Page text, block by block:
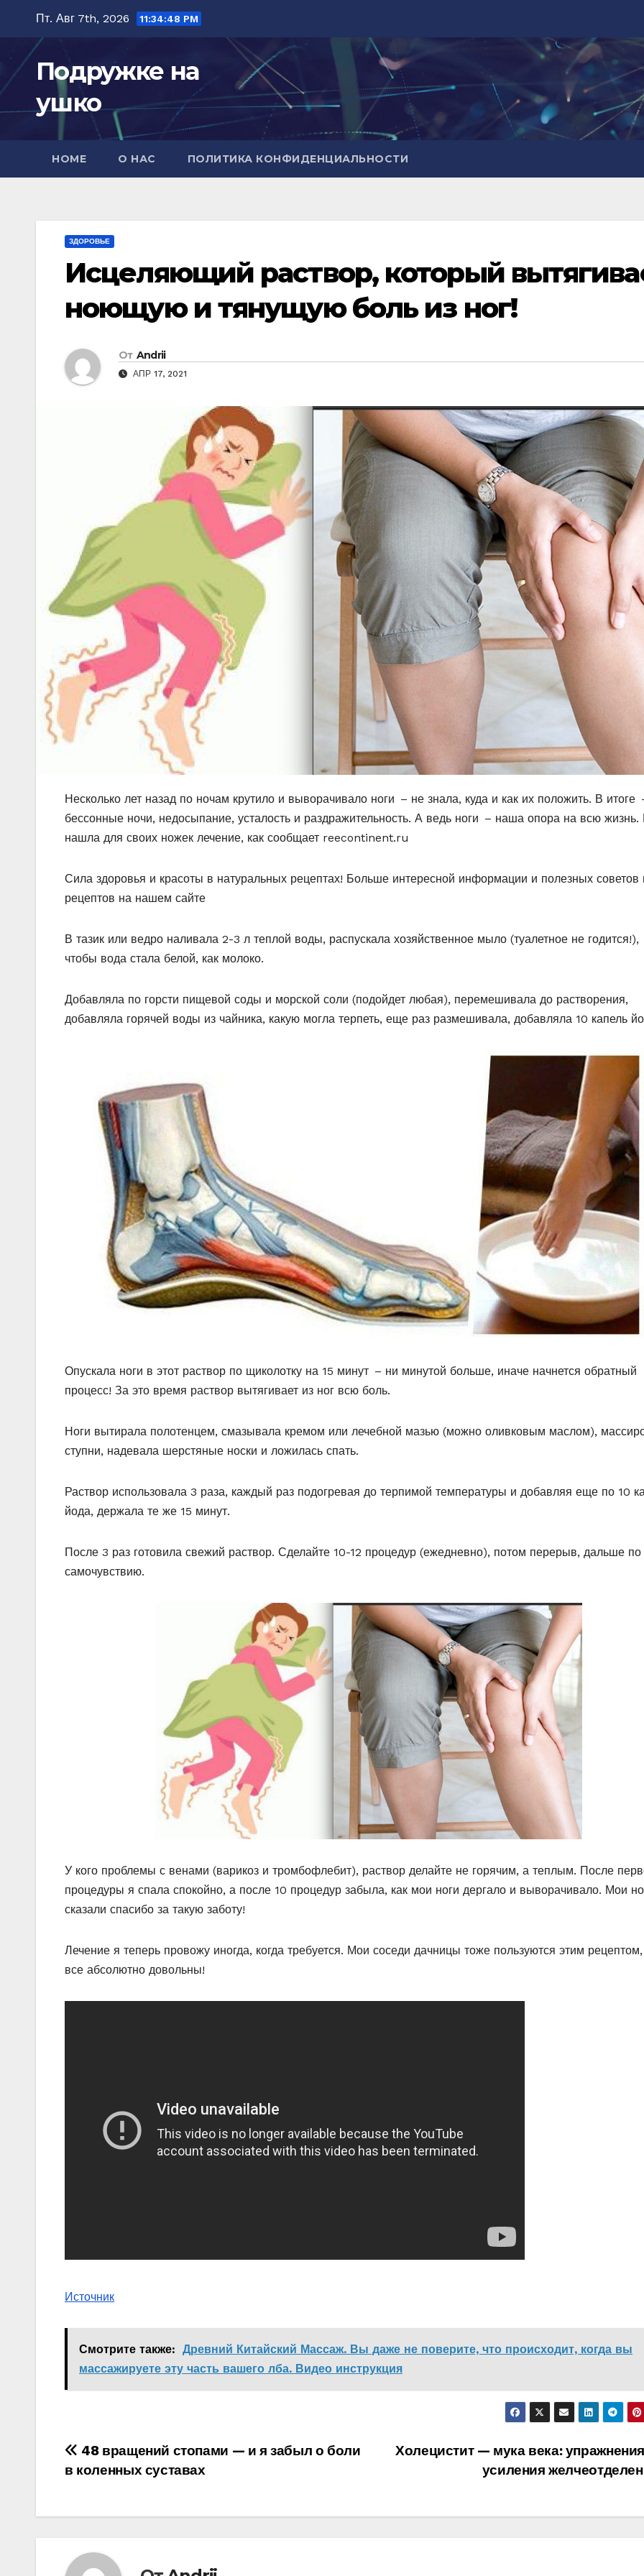
содержимому
Пт. Авг 7th, 2026 11:34:50 PM
Подружке на
ушко
HOME О НАС ПОЛИТИКА КОНФИДЕНЦИАЛЬНОСТИ
ЗДОРОВЬЕ
Исцеляющий раствор, который
ноющую и тянущую боль из ног!
От Andrii
АПР 17, 2021
Несколько лет назад по ночам крутило и выворачивало ноги – не знала, куда и как их положить. В итоге
бессонные ночи, недосыпание, усталость и раздражительность. А ведь ноги – наша опора на всю
нашла для своих ножек лечение, как сообщает reecontinent.ru
Сила здоровья и красоты в натуральных рецептах! Больше интересной информации и полезных советов
рецептов на нашем сайте
В тазик или ведро наливала 2-3 л теплой воды, распускала хозяйственное мыло (туалетное не годится!),
чтобы вода стала белой, как молоко.
Добавляла по горсти пищевой соды и морской соли (подойдет любая), перемешивала до растворения,
добавляла горячей воды из чайника, какую могла терпеть, еще раз размешивала, добавляла 10 капель
Опускала ноги в этот раствор по щиколотку на 15 минут – ни минутой больше, иначе начнется обратный
процесс! За это время раствор вытягивает из ног всю боль.
Ноги вытирала полотенцем, смазывала кремом или лечебной мазью (можно оливковым маслом),
ступни, надевала шерстяные носки и ложилась спать.
Раствор использовала 3 раза, каждый раз подогревая до терпимой температуры и добавляя еще по 10
йода, держала те же 15 минут.
После 3 раз готовила свежий раствор. Сделайте 10-12 процедур (ежедневно), потом перерыв, дальше по
самочувствию.
У кого проблемы с венами (варикоз и тромбофлебит), раствор делайте не горячим, а теплым. После
процедуры я спала спокойно, а после 10 процедур забыла, как мои ноги дергало и выворачивало. Мои
сказали спасибо за такую заботу!
Лечение я теперь провожу иногда, когда требуется. Мои соседи дачницы тоже пользуются этим
все абсолютно довольны!
Источник
Смотрите также: Древний Китайский Массаж. Вы даже не поверите, что происходит, когда вы
массажируете эту часть вашего лба. Видео инструкция
Навигация
записям
Холецистит — мука века:
усиления
48 вращений стопами — и я забыл о боли
в коленных суставах